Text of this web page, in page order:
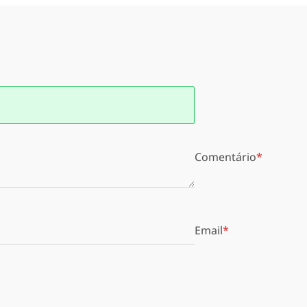
Comentário
Email